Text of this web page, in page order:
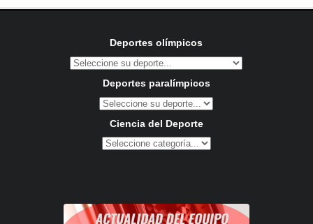
Deportes olímpicos
Deportes paralímpicos
Ciencia del Deporte